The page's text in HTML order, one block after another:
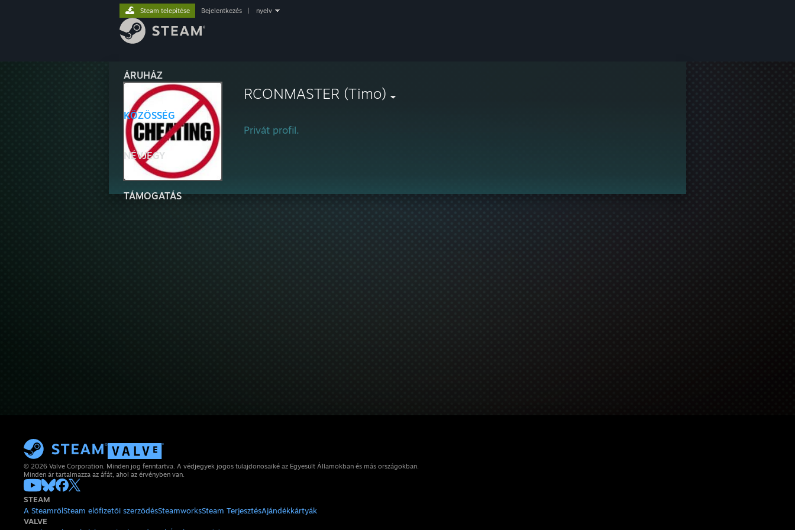
ÁRUHÁZ
KÖZÖSSÉG
NÉVJEGY
TÁMOGATÁS
Steam telepítése Bejelentkezés nyelv
RCONMASTER (Timo)
Privát profil.
© 2026 Valve Corporation. Minden jog fenntartva. A védjegyek jogos tulajdonosaiké az Egyesült Államokban és más országokban.
Minden ár tartalmazza az áfát, ahol az érvényben van.
STEAM
A SteamrőlSteam előfizetői szerződésSteamworksSteam TerjesztésAjándékkártyák
VALVE